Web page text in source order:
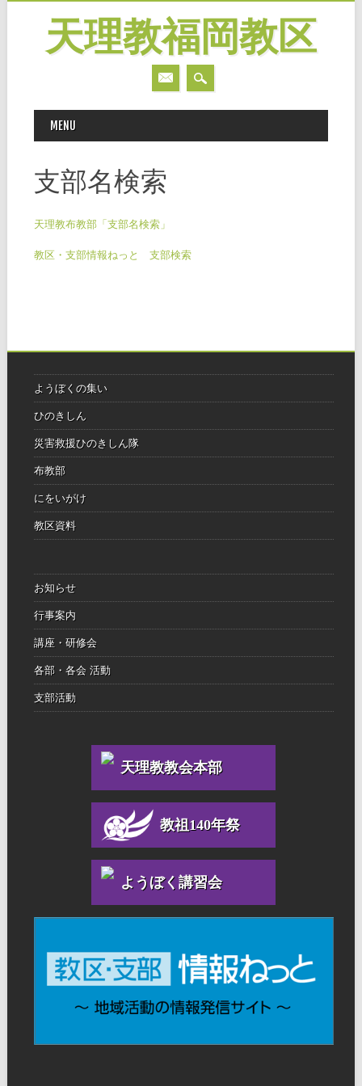
天理教福岡教区
MAIN MENU
MENU
支部名検索
天理教布教部「支部名検索」
教区・支部情報ねっと 支部検索
ようぼくの集い
ひのきしん
災害救援ひのきしん隊
布教部
にをいがけ
教区資料
お知らせ
行事案内
講座・研修会
各部・各会 活動
支部活動
天理教教会本部
教祖140年祭
ようぼく講習会